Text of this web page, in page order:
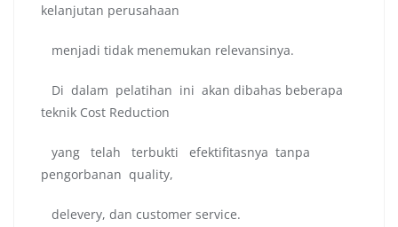
kelanjutan perusahaan
menjadi tidak menemukan relevansinya.
Di dalam pelatihan ini akan dibahas beberapa
teknik Cost Reduction
yang telah terbukti efektifitasnya tanpa
pengorbanan quality,
delevery, dan customer service.